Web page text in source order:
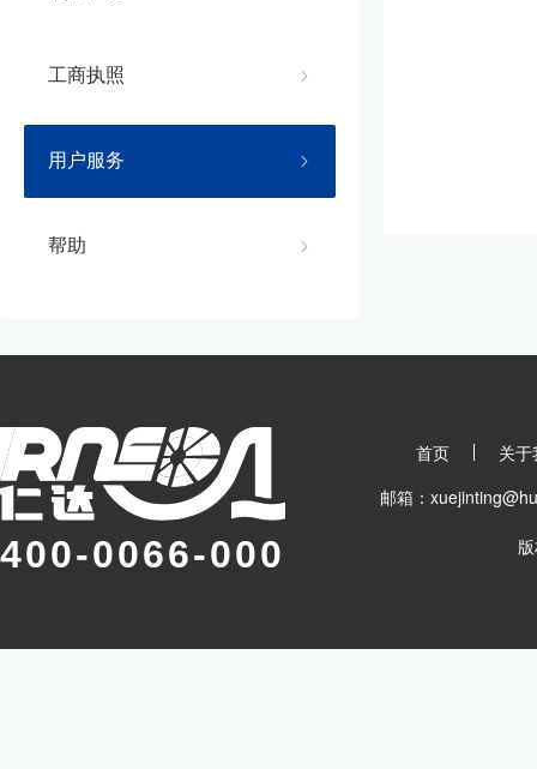
工商执照
用户服务
帮助
400-0066-000
首页
关
邮箱：